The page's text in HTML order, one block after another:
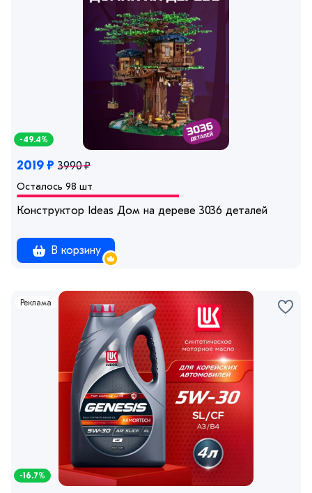
-49.4%
2019 ₽ 3990 ₽
Осталось 98 шт
Конструктор Ideas Дом на дереве 3036 деталей
В корзину
Реклама
-16.7%